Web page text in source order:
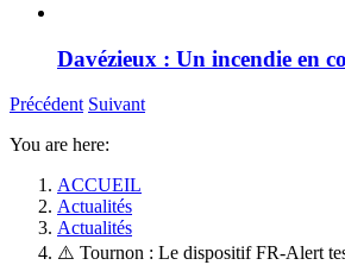
Davézieux : Un incendie en
Précédent Suivant
You are here:
ACCUEIL
Actualités
Actualités
⚠️ Tournon : Le dispositif FR-Alert